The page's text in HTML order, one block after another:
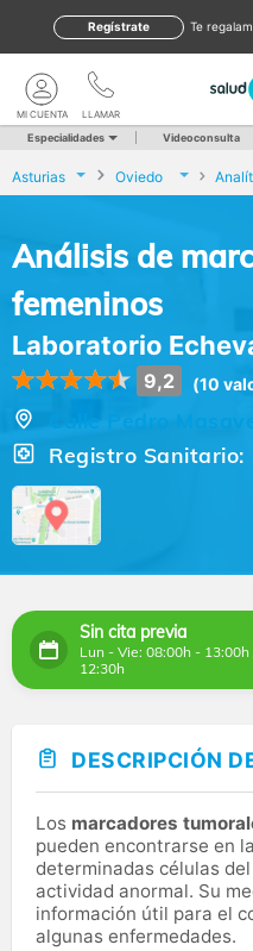
te
Regístrate
LLAMAR
MI CUENTA
Especialidades Videoconsulta
Asturias Oviedo
Análisis de
femeninos
Laboratorio
9,2 (10
Registro Sanitario:
Sin cita previa
Lun - Vie: 08:00h -
12:30h
DESCRIPCIÓN
Los marcadores
pueden encontrarse en
determinadas células
actividad anormal. Su
información útil para el
algunas enfermedades.